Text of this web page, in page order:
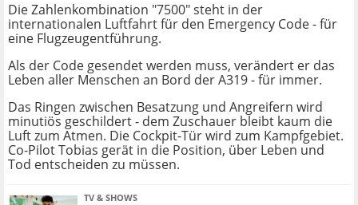
Die Zahlenkombination "7500" steht in der
internationalen Luftfahrt für den Emergency Code - für
eine Flugzeugentführung.
Als der Code gesendet werden muss, verändert er das
Leben aller Menschen an Bord der A319 - für immer.
Das Ringen zwischen Besatzung und Angreifern wird
minutiös geschildert - dem Zuschauer bleibt kaum die
Luft zum Atmen. Die Cockpit-Tür wird zum Kampfgebiet.
Co-Pilot Tobias gerät in die Position, über Leben und
Tod entscheiden zu müssen.
TV & SHOWS